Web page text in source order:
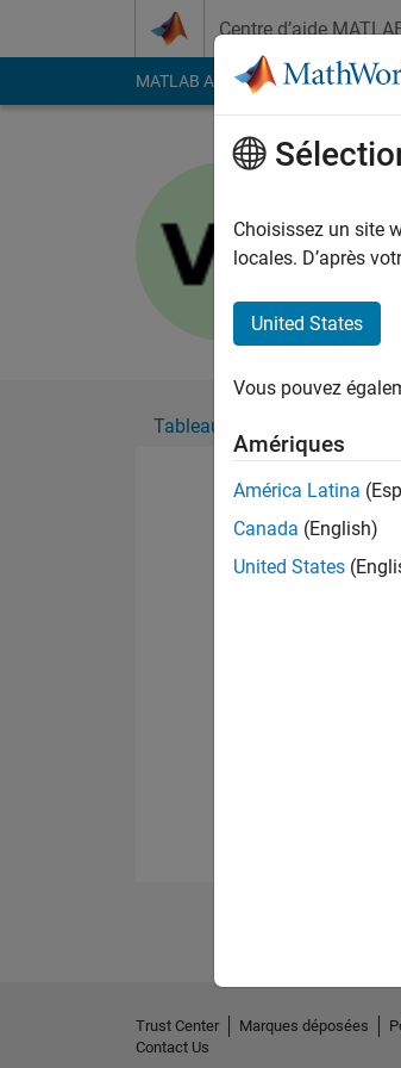
Centre d’aide
MATLAB Answers File Exchange
Actif
Tableau de bord
Choisissez un site
locales. D’après
United States
Vous pouvez
Amériques
América Latina
Canada (English)
United States
Trust Center Marques déposées
Contact Us